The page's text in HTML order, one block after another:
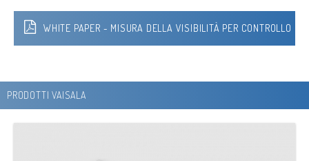
WHITE PAPER - MISURA DELLA VISIBILITÀ PER CONTROLLO
PRODOTTI VAISALA